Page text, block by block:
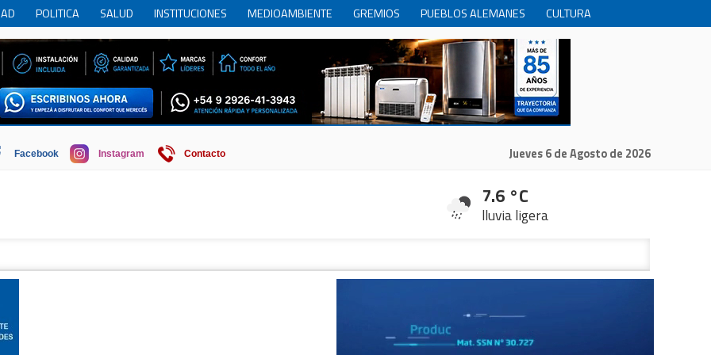
POLITICA SALUD INSTITUCIONES MEDIOAMBIENTE GREMIOS PUEBLOS ALEMANES
CULTURA
REGION SOCIEDAD ECONOMIA HISTORIA HUMOR INTERNACIONALES PRODUCCION
Jueves 6 de Agosto de 2026
Facebook Instagram Contacto
7.6 °C
lluvia ligera